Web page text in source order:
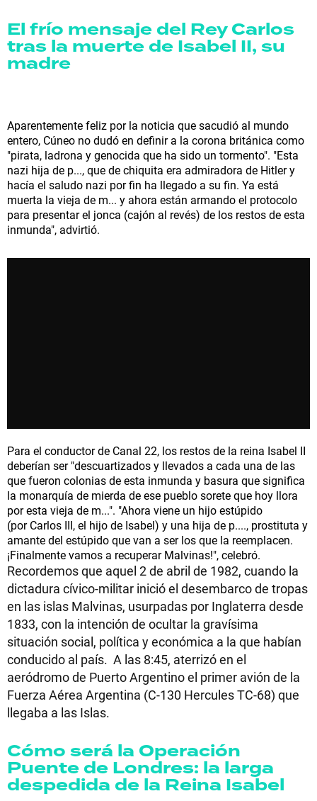
El frío mensaje del Rey Carlos
tras la muerte de Isabel II, su
madre
Aparentemente feliz por la noticia que sacudió al mundo
entero, Cúneo no dudó en definir a la corona británica como
"pirata, ladrona y genocida que ha sido un tormento". "Esta
nazi hija de p..., que de chiquita era admiradora de Hitler y
hacía el saludo nazi por fin ha llegado a su fin. Ya está
muerta la vieja de m... y ahora están armando el protocolo
para presentar el jonca (cajón al revés) de los restos de esta
inmunda", advirtió.
Para el conductor de Canal 22, los restos de la reina Isabel II
deberían ser "descuartizados y llevados a cada una de las
que fueron colonias de esta inmunda y basura que significa
la monarquía de mierda de ese pueblo sorete que hoy llora
por esta vieja de m...". "Ahora viene un hijo estúpido
(por Carlos III, el hijo de Isabel) y una hija de p...., prostituta y
amante del estúpido que van a ser los que la reemplacen.
¡Finalmente vamos a recuperar Malvinas!", celebró.
Recordemos que aquel 2 de abril de 1982, cuando la
dictadura cívico-militar inició el desembarco de tropas
en las islas Malvinas, usurpadas por Inglaterra desde
1833, con la intención de ocultar la gravísima
situación social, política y económica a la que habían
conducido al país. A las 8:45, aterrizó en el
aeródromo de Puerto Argentino el primer avión de la
Fuerza Aérea Argentina (C-130 Hercules TC-68) que
llegaba a las Islas.
Cómo será la Operación
Puente de Londres: la larga
despedida de la Reina Isabel